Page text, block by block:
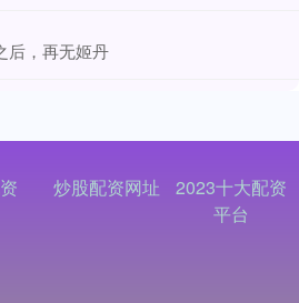
后，再无姬丹
炒股配资网址
2023十大配资
平台